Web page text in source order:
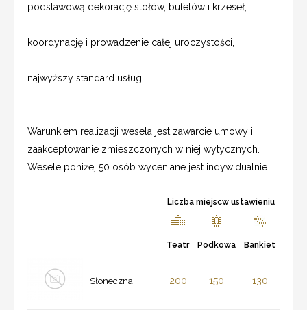
podstawową dekorację stołów, bufetów i krzeseł,
koordynację i prowadzenie całej uroczystości,
najwyższy standard usług.
Warunkiem realizacji wesela jest zawarcie umowy i
zaakceptowanie zmieszczonych w niej wytycznych.
Wesele poniżej 50 osób wyceniane jest indywidualnie.
Liczba miejscw ustawieniu
Teatr Podkowa Bankiet
Słoneczna 200 150 130